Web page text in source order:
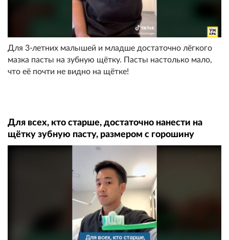
Для 3-летних малышей и младше достаточно лёгкого
мазка пасты на зубную щётку. Пасты настолько мало,
что её почти не видно на щётке!
Для всех, кто старше, достаточно нанести на
щётку зубную пасту, размером с горошину